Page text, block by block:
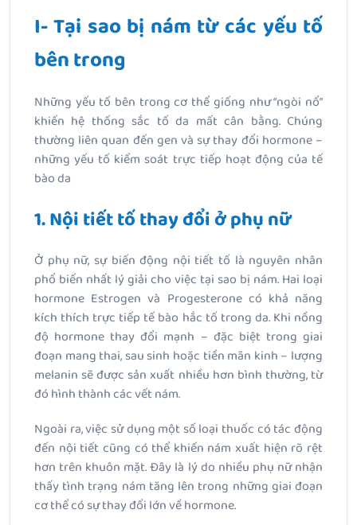
I- Tại sao bị nám từ các yếu tố
bên trong
Những yếu tố bên trong cơ thể giống như “ngòi nổ”
khiến hệ thống sắc tố da mất cân bằng. Chúng
thường liên quan đến gen và sự thay đổi hormone –
những yếu tố kiểm soát trực tiếp hoạt động của tế
bào da
1. Nội tiết tố thay đổi ở phụ nữ
Ở phụ nữ, sự biến động nội tiết tố là nguyên nhân
phổ biến nhất lý giải cho việc tại sao bị nám. Hai loại
hormone Estrogen và Progesterone có khả năng
kích thích trực tiếp tế bào hắc tố trong da. Khi nồng
độ hormone thay đổi mạnh – đặc biệt trong giai
đoạn mang thai, sau sinh hoặc tiền mãn kinh – lượng
melanin sẽ được sản xuất nhiều hơn bình thường, từ
đó hình thành các vết nám.
Ngoài ra, việc sử dụng một số loại thuốc có tác động
đến nội tiết cũng có thể khiến nám xuất hiện rõ rệt
hơn trên khuôn mặt. Đây là lý do nhiều phụ nữ nhận
thấy tình trạng nám tăng lên trong những giai đoạn
cơ thể có sự thay đổi lớn về hormone.